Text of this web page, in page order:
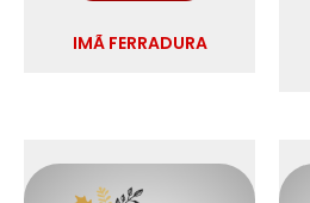
IMÃ FERRADURA